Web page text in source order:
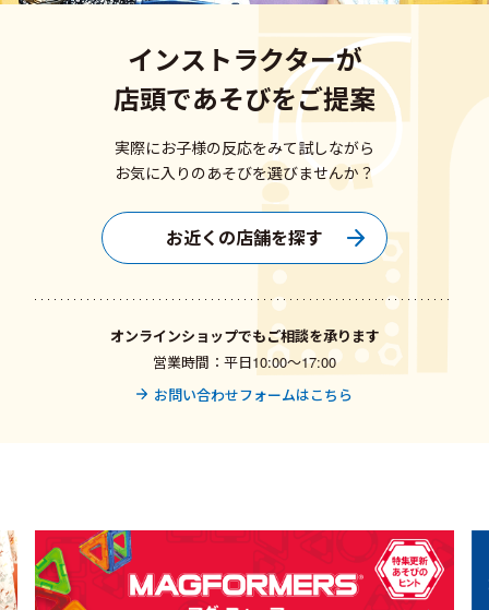
インストラクターが
店頭であそびをご提案
実際にお子様の反応をみて試しながら
お気に入りのあそびを選びませんか？
お近くの店舗を探す
オンラインショップでもご相談を承ります
営業時間：平日10:00〜17:00
お問い合わせフォームはこちら